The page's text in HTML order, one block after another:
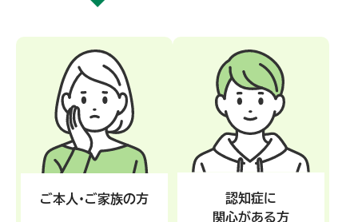
ご本人・ご家族の方
認知症に
関心がある方